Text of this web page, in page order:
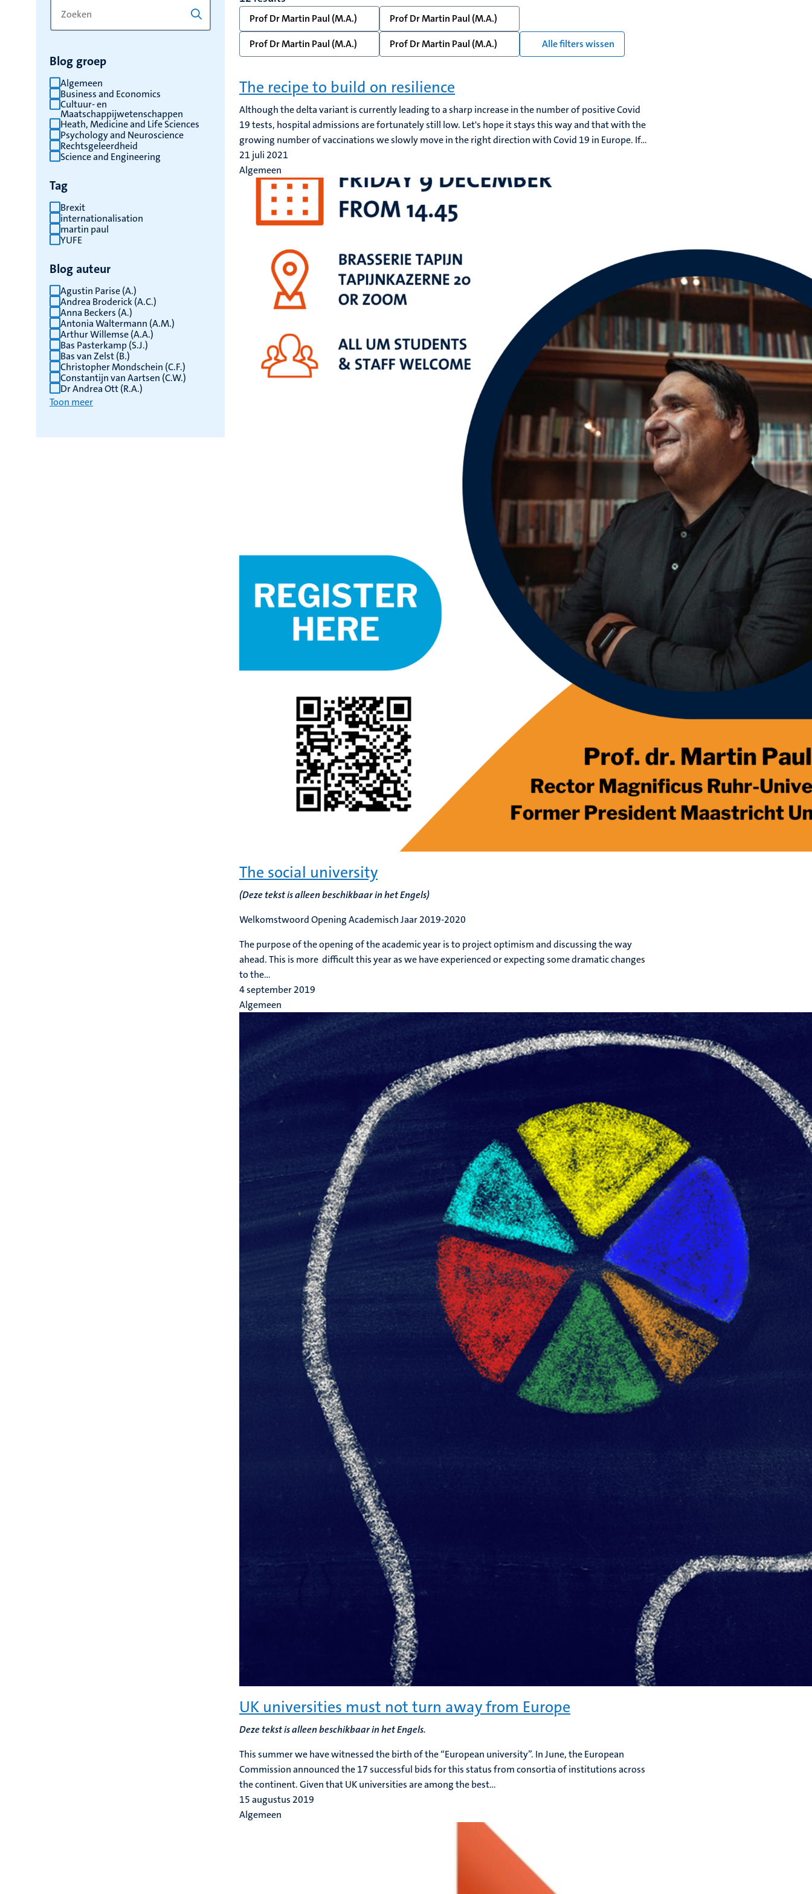
trefwoord
trefwoord
resultaten
vernieuwen
Blog groep
Algemeen
Business and Economics
Cultuur- en
Maatschappijwetenschappen
Heath, Medicine and Life Sciences
Psychology and Neuroscience
Rechtsgeleerdheid
Science and Engineering
Tag
Brexit
internationalisation
martin paul
YUFE
Blog auteur
Agustin Parise (A.)
Andrea Broderick (A.C.)
Anna Beckers (A.)
Antonia Waltermann (A.M.)
Arthur Willemse (A.A.)
Bas Pasterkamp (S.J.)
Bas van Zelst (B.)
Christopher Mondschein (C.F.)
Constantijn van Aartsen (C.W.)
Dr Andrea Ott (R.A.)
Toon meer
Prof Dr Martin Paul (M.A.)
Prof Dr Martin Paul (M.A.)
Prof Dr Martin Paul (M.A.)
Prof Dr Martin Paul (M.A.) Alle filters wissen
The recipe to build on resilience
Although the delta variant is currently leading to a sharp increase in the number of positive Covid
19 tests, hospital admissions are fortunately still low. Let's hope it stays this way and that with the
growing number of vaccinations we slowly move in the right direction with Covid 19 in Europe. If...
21 juli 2021
Algemeen
The social university
(Deze tekst is alleen beschikbaar in het Engels)
Welkomstwoord Opening Academisch Jaar 2019-2020
The purpose of the opening of the academic year is to project optimism and discussing the way
ahead. This is more difficult this year as we have experienced or expecting some dramatic changes
to the...
4 september 2019
Algemeen
UK universities must not turn away from Europe
Deze tekst is alleen beschikbaar in het Engels.
This summer we have witnessed the birth of the “European university”. In June, the European
Commission announced the 17 successful bids for this status from consortia of institutions across
the continent. Given that UK universities are among the best...
15 augustus 2019
Algemeen